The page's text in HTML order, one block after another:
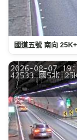
國道五號 南向